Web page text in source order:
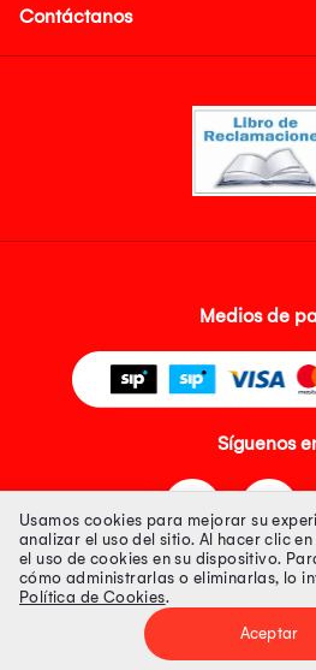
Contáctanos
Medios de
Síguenos
Tienda 100%
Tiendas Peruanas S.A. R.U.C. Nº
Usamos cookies para mejorar su
analizar el uso del sitio. Al hacer clic en
el uso de cookies en su dispositivo.
cómo administrarlas o eliminarlas, lo
Política de Cookies.
Aceptar